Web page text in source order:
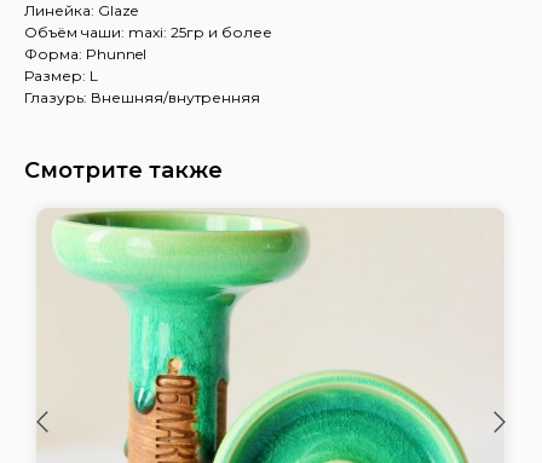
Линейка: Glaze
Объём чаши: maxi: 25гр и более
Форма: Phunnel
Размер: L
Глазурь: Внешняя/внутренняя
Смотрите также